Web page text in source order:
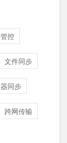
控
文件同步
同步
跨网传输